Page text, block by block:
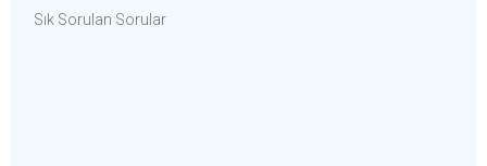
Sık Sorulan Sorular